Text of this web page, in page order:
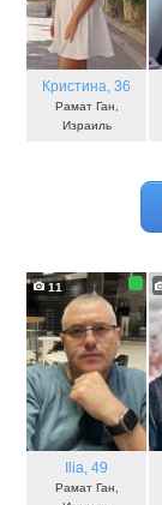
Кристина, 36
Рамат Ган,
Израиль
11
Ilia, 49
Рамат Ган,